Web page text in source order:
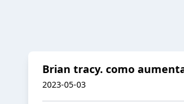
Brian tracy. como
2023-05-03